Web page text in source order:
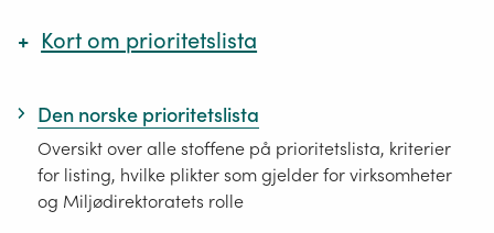
Fenylkvikksølv forbindelser:
5,13302-00-6med flere
Kort om prioritetslista
en forbudsliste, men fungerer som et viktig
verktøy for hvilke stoffer myndighetene skal
jobbe spesielt med og som næringslivet bør
jobbe for reduksjon i bruk eller utslipp av. Alle
Den norske prioritetslista
Oversikt over alle stoffene på prioritetslista, kriterier
for listing, hvilke plikter som gjelder for virksomheter
og Miljødirektoratets rolle